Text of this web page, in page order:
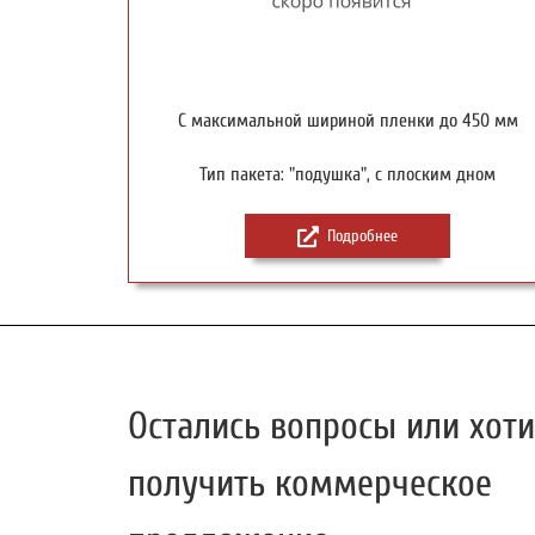
С максимальной шириной пленки до 450 мм
Тип пакета: "подушка", с плоским дном
Подробнее
Остались вопросы или
получить коммерческое